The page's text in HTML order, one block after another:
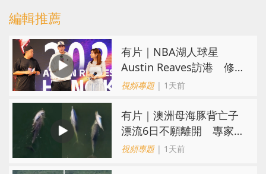
編輯推薦
有片｜NBA湖人球星
Austin Reaves訪港 修
頓與青少年交流球技
視頻專題| 1天前
有片｜澳洲母海豚背亡子
漂流6日不願離開 專家：
極度悲傷下的哀悼行為
視頻專題| 1天前